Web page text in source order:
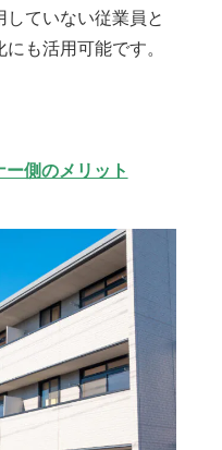
ていない従業員と
も活用可能です。
側のメリット